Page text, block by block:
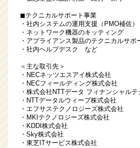
昇
給！
|
ベ
チ
ャ
ー・
成
長
か
◼︎テクニカルサポート事業
・社内システムの運用支援（PMO補佐）
・ネットワーク機器のキッティング
・アプライアンス製品のテクニカルサポ
・社内ヘルプデスク など
＜主な取引先＞
・NECネッツエスアイ株式会社
・NECフィールディング株式会社
・株式会社NTTデータ フィナンシャルテ
・NTTデータルウィーブ株式会社
・エフサステクノロジーズ株式会社
・MKIテクノロジーズ株式会社
・KDDI株式会社
・Sky株式会社
・東芝ITサービス株式会社